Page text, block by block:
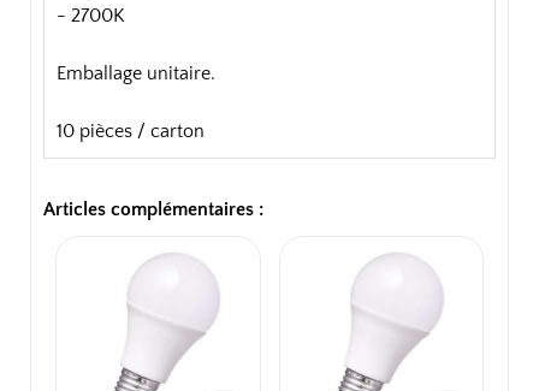
- 2700K
Emballage unitaire.
10 pièces / carton
Articles complémentaires :